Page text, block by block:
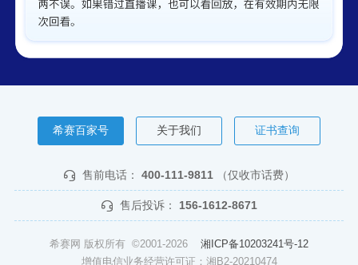
希赛百家号 关于我们 证书查询
售前电话： 400-111-9811 （仅收市话费）
售后投诉： 156-1612-8671
希赛网 版权所有 ©2001-2026 湘ICP备10203241号-12
增值电信业务经营许可证：湘B2-20210474